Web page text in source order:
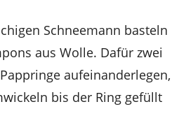
Schneemann basteln
aus Wolle. Dafür zwei
aufeinanderlegen,
bis der Ring gefüllt